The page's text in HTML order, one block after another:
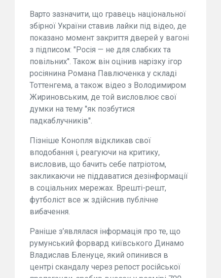
Варто зазначити, що гравець національної
збірної України ставив лайки під відео, де
показано момент закриття дверей у вагоні
з підписом: "Росія — не для слабких та
повільних". Також він оцінив нарізку ігор
росіянина Романа Павлюченка у складі
Тоттенгема, а також відео з Володимиром
Жириновським, де той висловлює свої
думки на тему "як позбутися
падкаблучників".
Пізніше Конопля відкликав свої
вподобання і, реагуючи на критику,
висловив, що бачить себе патріотом,
закликаючи не піддаватися дезінформації
в соціальних мережах. Врешті-решт,
футболіст все ж здійснив публічне
вибачення.
Раніше з’являлася інформація про те, що
румунський форвард київського Динамо
Владислав Бленуце, який опинився в
центрі скандалу через репост російської